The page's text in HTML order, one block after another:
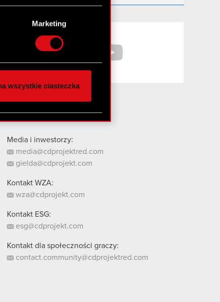
(fingerprinting,
preferencje w
chwili.
i
innymi danymi
z naszej witryny,
Marketing
wszystkie ciasteczka
Facebook
Media i inwestorzy:
media@cdprojektred.com
gielda@cdprojekt.com
Kontakt WZA:
wza@cdprojekt.com
Kontakt ESG:
esg@cdprojekt.com
Kontakt dla społeczności graczy:
contact.community@cdprojektred.com